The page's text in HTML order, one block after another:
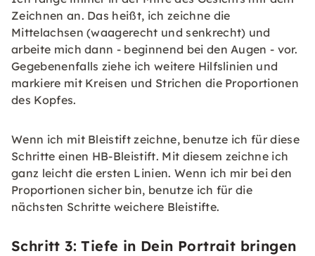
Zeichnen an. Das heißt, ich zeichne die
Mittelachsen (waagerecht und senkrecht) und
arbeite mich dann - beginnend bei den Augen - vor.
Gegebenenfalls ziehe ich weitere Hilfslinien und
markiere mit Kreisen und Strichen die Proportionen
des Kopfes.
Wenn ich mit Bleistift zeichne, benutze ich für diese
Schritte einen HB-Bleistift. Mit diesem zeichne ich
ganz leicht die ersten Linien. Wenn ich mir bei den
Proportionen sicher bin, benutze ich für die
nächsten Schritte weichere Bleistifte.
Schritt 3: Tiefe in Dein Portrait bringen